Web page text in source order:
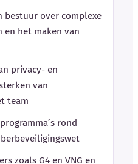
bestuur over complexe
en het maken van
privacy- en
van
team
rond
zoals G4 en VNG en